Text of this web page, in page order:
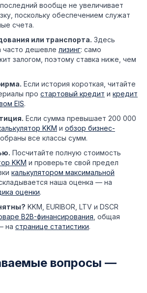
вообще не увеличивает
поскольку обеспечением служат
счета.
или транспорта. Здесь
часто дешевле лизинг: само
залогом, поэтому ставка ниже, чем
Если история короткая, читайте
про стартовый кредит и кредит
EIS.
Если сумма превышает 200 000
KKM и обзор бизнес-
все классы сумм.
Посчитайте полную стоимость
KKM и проверьте свой предел
калькулятором максимальной
наша оценка — на
оценки.
KKM, EURIBOR, LTV и DSCR
B2B-финансирования , общая
на странице статистики.
вопросы —